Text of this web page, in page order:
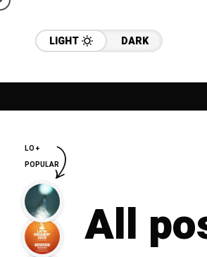
LIGHT DARK
All
LO +
POPULAR